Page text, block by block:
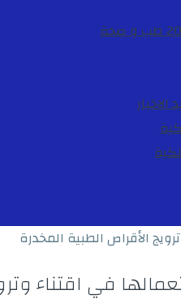
طب و صحة
الاخبار
الأقراص الطبية المخدرة
في اقتناء